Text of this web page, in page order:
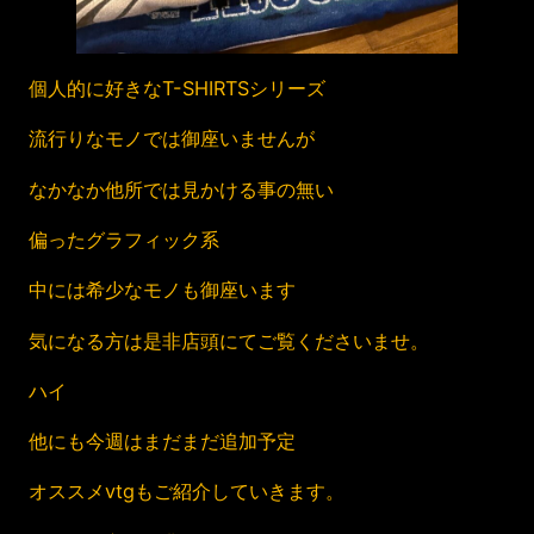
個人的に好きなT-SHIRTSシリーズ
流行りなモノでは御座いませんが
なかなか他所では見かける事の無い
偏ったグラフィック系
中には希少なモノも御座います
気になる方は是非店頭にてご覧くださいませ。
ハイ
他にも今週はまだまだ追加予定
オススメvtgもご紹介していきます。